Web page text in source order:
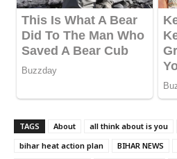
TAGS About all think about is you
bihar heat action plan
BIHAR NEWS